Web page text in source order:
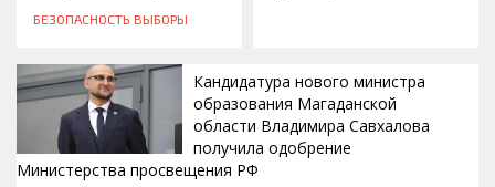
БЕЗОПАСНОСТЬ ВЫБОРЫ
Кандидатура нового министра
образования Магаданской
области Владимира Савхалова
получила одобрение
Министерства просвещения РФ